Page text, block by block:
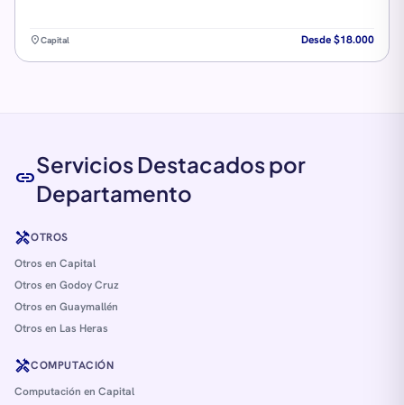
location_onCapital Desde $18.000
link
Servicios Destacados por
Departamento
handymanOTROS
Otros en Capital
Otros en Godoy Cruz
Otros en Guaymallén
Otros en Las Heras
handymanCOMPUTACIÓN
Computación en Capital